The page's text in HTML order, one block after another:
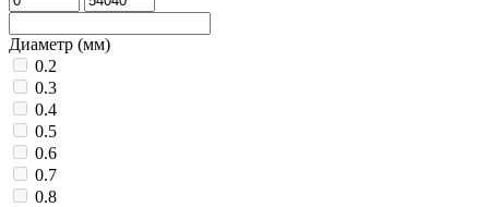
Диаметр (мм)
0.2
0.3
0.4
0.5
0.6
0.7
0.8